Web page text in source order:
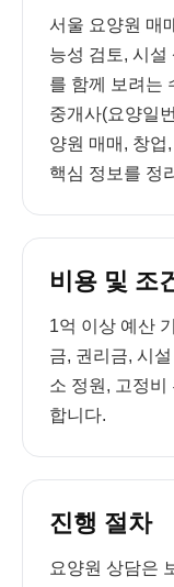
서울 요양원 매
능성 검토, 시설
를 함께 보려는
중개사(요양일
양원 매매, 창업
핵심 정보를 정
비용 및 조
1억 이상 예산
금, 권리금, 시
소 정원, 고정비
합니다.
진행 절차
요양원 상담은